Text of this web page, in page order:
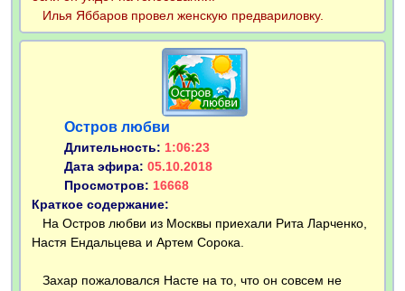
Илья Яббаров провел женскую предвариловку.
Остров любви
Длительность: 1:06:23
Дата эфира: 05.10.2018
Просмотров: 16668
Краткое содержание:
На Остров любви из Москвы приехали Рита Ларченко,
Настя Ендальцева и Артем Сорока.
Захар пожаловался Насте на то, что он совсем не